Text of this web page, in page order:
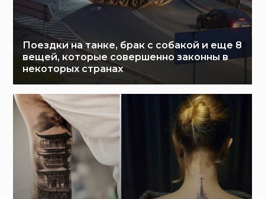
Поездки на танке, брак с собакой и еще 8
вещей, которые совершенно законны в
некоторых странах